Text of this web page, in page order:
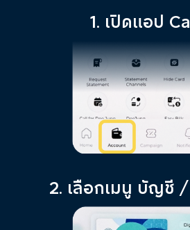
1. เปิดแอป
2. เลือกเมนู บัญชี